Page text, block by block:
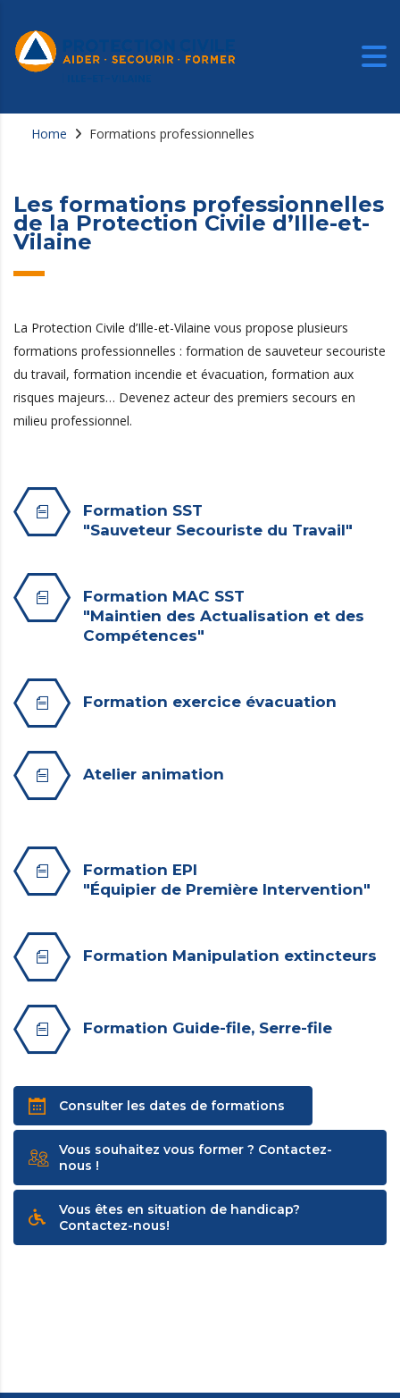
Home Formations professionnelles
Les formations professionnelles
de la Protection Civile d’Ille-et-
Vilaine
La Protection Civile d’Ille-et-Vilaine vous propose plusieurs
formations professionnelles : formation de sauveteur secouriste
du travail, formation incendie et évacuation, formation aux
risques majeurs… Devenez acteur des premiers secours en
milieu professionnel.
Formation SST
"Sauveteur Secouriste du Travail"
Formation MAC SST
"Maintien des Actualisation et des
Compétences"
Formation exercice évacuation
Atelier animation
Formation EPI
"Équipier de Première Intervention"
Formation Manipulation extincteurs
Formation Guide-file, Serre-file
Consulter les dates de formations
Vous souhaitez vous former ? Contactez-
nous !
Vous êtes en situation de handicap?
Contactez-nous!